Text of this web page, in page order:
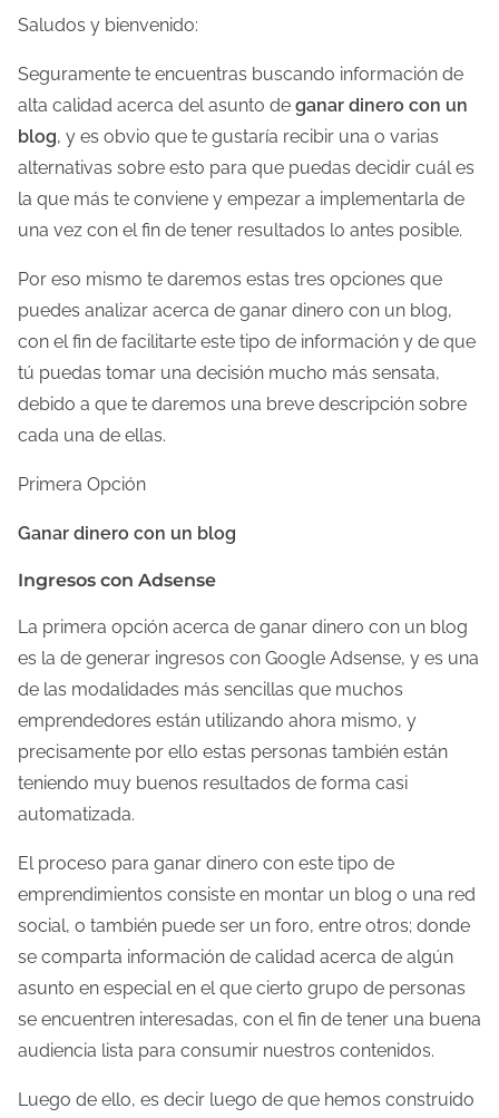
m
o
d
e
l
e
c
t
a
d
a
t
Saludos y bienvenido:
Seguramente te encuentras buscando información de
alta calidad acerca del asunto de ganar dinero con un
blog, y es obvio que te gustaría recibir una o varias
alternativas sobre esto para que puedas decidir cuál es
la que más te conviene y empezar a implementarla de
una vez con el fin de tener resultados lo antes posible.
Por eso mismo te daremos estas tres opciones que
puedes analizar acerca de ganar dinero con un blog,
con el fin de facilitarte este tipo de información y de que
tú puedas tomar una decisión mucho más sensata,
debido a que te daremos una breve descripción sobre
cada una de ellas.
Primera Opción
Ganar dinero con un blog
Ingresos con Adsense
La primera opción acerca de ganar dinero con un blog
es la de generar ingresos con Google Adsense, y es una
de las modalidades más sencillas que muchos
emprendedores están utilizando ahora mismo, y
precisamente por ello estas personas también están
teniendo muy buenos resultados de forma casi
automatizada.
El proceso para ganar dinero con este tipo de
emprendimientos consiste en montar un blog o una red
social, o también puede ser un foro, entre otros; donde
se comparta información de calidad acerca de algún
asunto en especial en el que cierto grupo de personas
se encuentren interesadas, con el fin de tener una buena
audiencia lista para consumir nuestros contenidos.
Luego de ello, es decir luego de que hemos construido